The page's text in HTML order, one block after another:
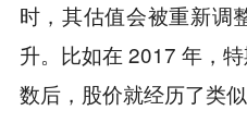
时，其估值会被重新调
升。 比如在 2017 年，
数后，股价就经历了类似